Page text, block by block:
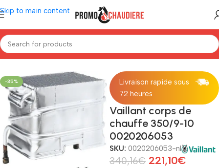
Skip to main content
Home/Ketels/Vaillant/Reserveonderdelen Vaillant
-35%
Livraison rapide sous
72 heures
Vaillant corps de
chauffe 350/9-10
0020206053
SKU: 0020206053-nl
340,16€ 221,10€